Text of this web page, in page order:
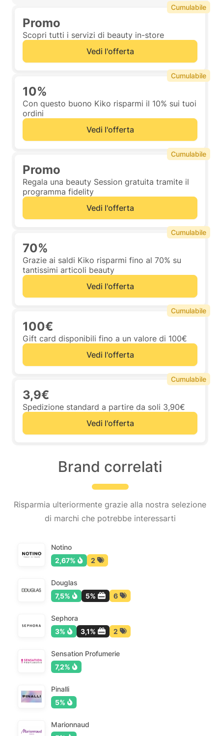
Promo
Scopri tutti i servizi di beauty in-store
Vedi l'offerta
Cumulabile
10%
Con questo buono Kiko risparmi il 10% sui tuoi
ordini
Vedi l'offerta
Cumulabile
Promo
Regala una beauty Session gratuita tramite il
programma fidelity
Vedi l'offerta
Cumulabile
70%
Grazie ai saldi Kiko risparmi fino al 70% su
tantissimi articoli beauty
Vedi l'offerta
Cumulabile
100€
Gift card disponibili fino a un valore di 100€
Vedi l'offerta
Cumulabile
3,9€
Spedizione standard a partire da soli 3,90€
Vedi l'offerta
Cumulabile
Brand correlati
Risparmia ulteriormente grazie alla nostra selezione
di marchi che potrebbe interessarti
Notino
2,67%
2
Douglas
7,5%
5% 6
Sephora
3%
3,1% 2
Sensation Profumerie
7,2%
Pinalli
5%
Marionnaud